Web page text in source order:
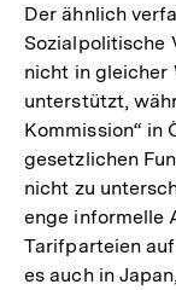
Der ähnlich
Sozialpolitische
nicht in gleicher
unterstützt,
Kommission“ in
gesetzlichen
nicht zu
enge informelle
Tarifparteien
es auch in